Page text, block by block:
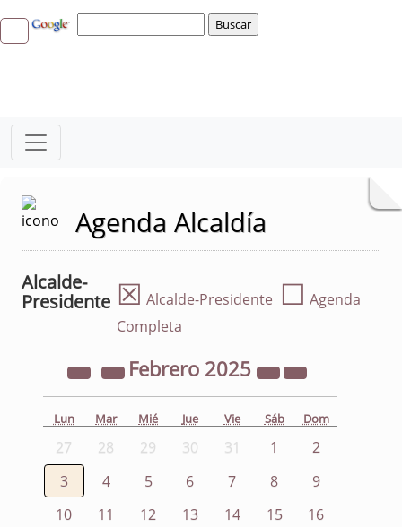
Agenda Alcaldía
Alcalde-
Presidente ☒ Alcalde-Presidente ☐ Agenda
Completa
Febrero 2025
Lun Mar Mié Jue Vie Sáb Dom
27 28 29 30 31 1
2
3
4 5 6 7 8
9
10
11 12 13 14 15
16